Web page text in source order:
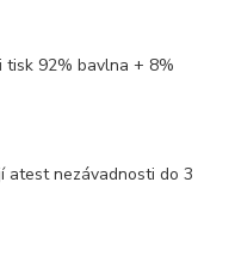
tisk 92% bavlna + 8%
atest nezávadnosti do 3